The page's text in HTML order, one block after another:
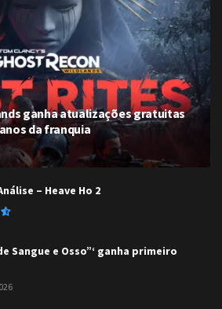
ganha atualizações gratuitas
da franquia
– Heave Ho 2
Sangue e Osso”‘ ganha primeiro